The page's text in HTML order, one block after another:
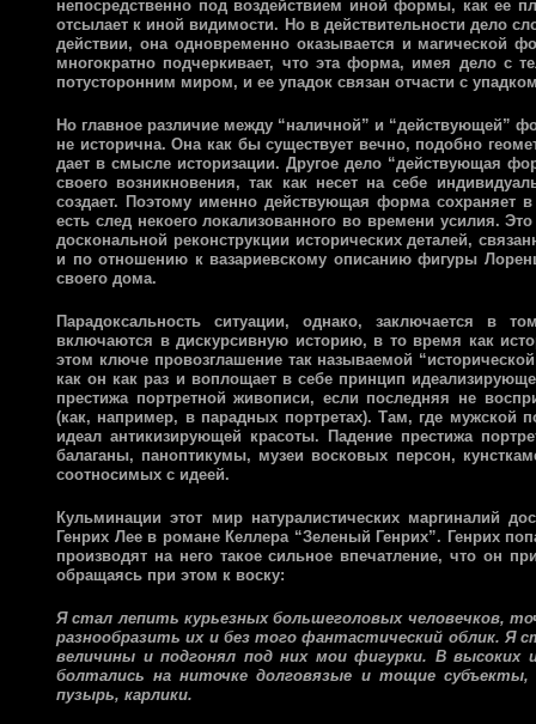
непосредственно под воздействием иной формы, как ее
отсылает к иной видимости. Но в действительности
действии, она одновременно оказывается и магической
многократно подчеркивает, что эта форма, имея дело с
потусторонним миром, и ее упадок связан отчасти с
Но главное различие между “наличной” и “действующей”
не исторична. Она как бы существует вечно, подобно
дает в смысле историзации. Другое дело “действующая
своего возникновения, так как несет на себе
создает. Поэтому именно действующая форма сохраняет
есть след некоего локализованного во времени усилия.
доскональной реконструкции исторических деталей,
и по отношению к вазариевскому описанию фигуры
своего дома.
Парадоксальность ситуации, однако, заключается в
включаются в дискурсивную историю, в то время как
этом ключе провозглашение так называемой
как он как раз и воплощает в себе принцип
престижа портретной живописи, если последняя не
(как, например, в парадных портретах). Там, где мужской
идеал антикизирующей красоты. Падение престижа
балаганы, паноптикумы, музеи восковых персон,
соотносимых с идеей.
Кульминации этот мир натуралистических маргиналий
Генрих Лее в романе Келлера “Зеленый Генрих”. Генрих
производят на него такое сильное впечатление, что он
обращаясь при этом к воску:
Я стал лепить курьезных большеголовых человечков,
разнообразить их и без того фантастический облик. Я
величины и подгонял под них мои фигурки. В высоких
болтались на ниточке долговязые и тощие субъекты,
пузырь, карлики.